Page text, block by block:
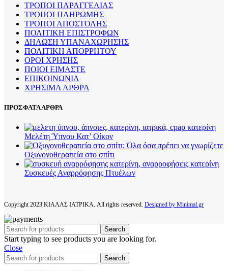
ΤΡΟΠΟΙ ΠΑΡΑΓΓΕΛΙΑΣ
ΤΡΟΠΟΙ ΠΛΗΡΩΜΗΣ
ΤΡΟΠΟΙ ΑΠΟΣΤΟΛΗΣ
ΠΟΛΙΤΙΚΗ ΕΠΙΣΤΡΟΦΩΝ
ΔΗΛΩΣΗ ΥΠΑΝΑΧΩΡΗΣΗΣ
ΠΟΛΙΤΙΚΗ ΑΠΟΡΡΗΤΟΥ
ΟΡΟΙ ΧΡΗΣΗΣ
ΠΟΙΟΙ ΕΙΜΑΣΤΕ
ΕΠΙΚΟΙΝΩΝΙΑ
ΧΡΗΣΙΜΑ ΑΡΘΡΑ
ΠΡΟΣΦΑΤΑ ΑΡΘΡΑ
Μελέτη Ύπνου Κατ’ Οίκον
Οξυγονοθεραπεία στο σπίτι
Συσκευές Αναρρόφησης Πτυέλων
Copyright2023 ΚΙΑΛΑΣ ΙΑΤΡΙΚΑ. All rights reserved. Designed by Minimal.gr
Search
Start typing to see products you are looking for.
Close
Search